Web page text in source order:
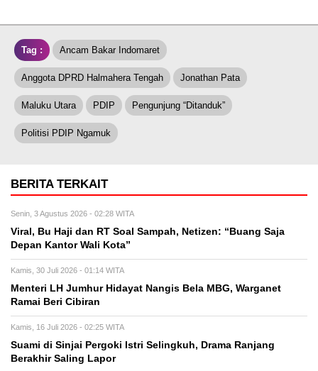
Tag : Ancam Bakar Indomaret
Anggota DPRD Halmahera Tengah Jonathan Pata
Maluku Utara PDIP Pengunjung “Ditanduk”
Politisi PDIP Ngamuk
BERITA TERKAIT
Senin, 3 Agustus 2026 - 02:28 WITA
Viral, Bu Haji dan RT Soal Sampah, Netizen: “Buang Saja
Depan Kantor Wali Kota”
Kamis, 30 Juli 2026 - 01:14 WITA
Menteri LH Jumhur Hidayat Nangis Bela MBG, Warganet
Ramai Beri Cibiran
Kamis, 16 Juli 2026 - 02:25 WITA
Suami di Sinjai Pergoki Istri Selingkuh, Drama Ranjang
Berakhir Saling Lapor